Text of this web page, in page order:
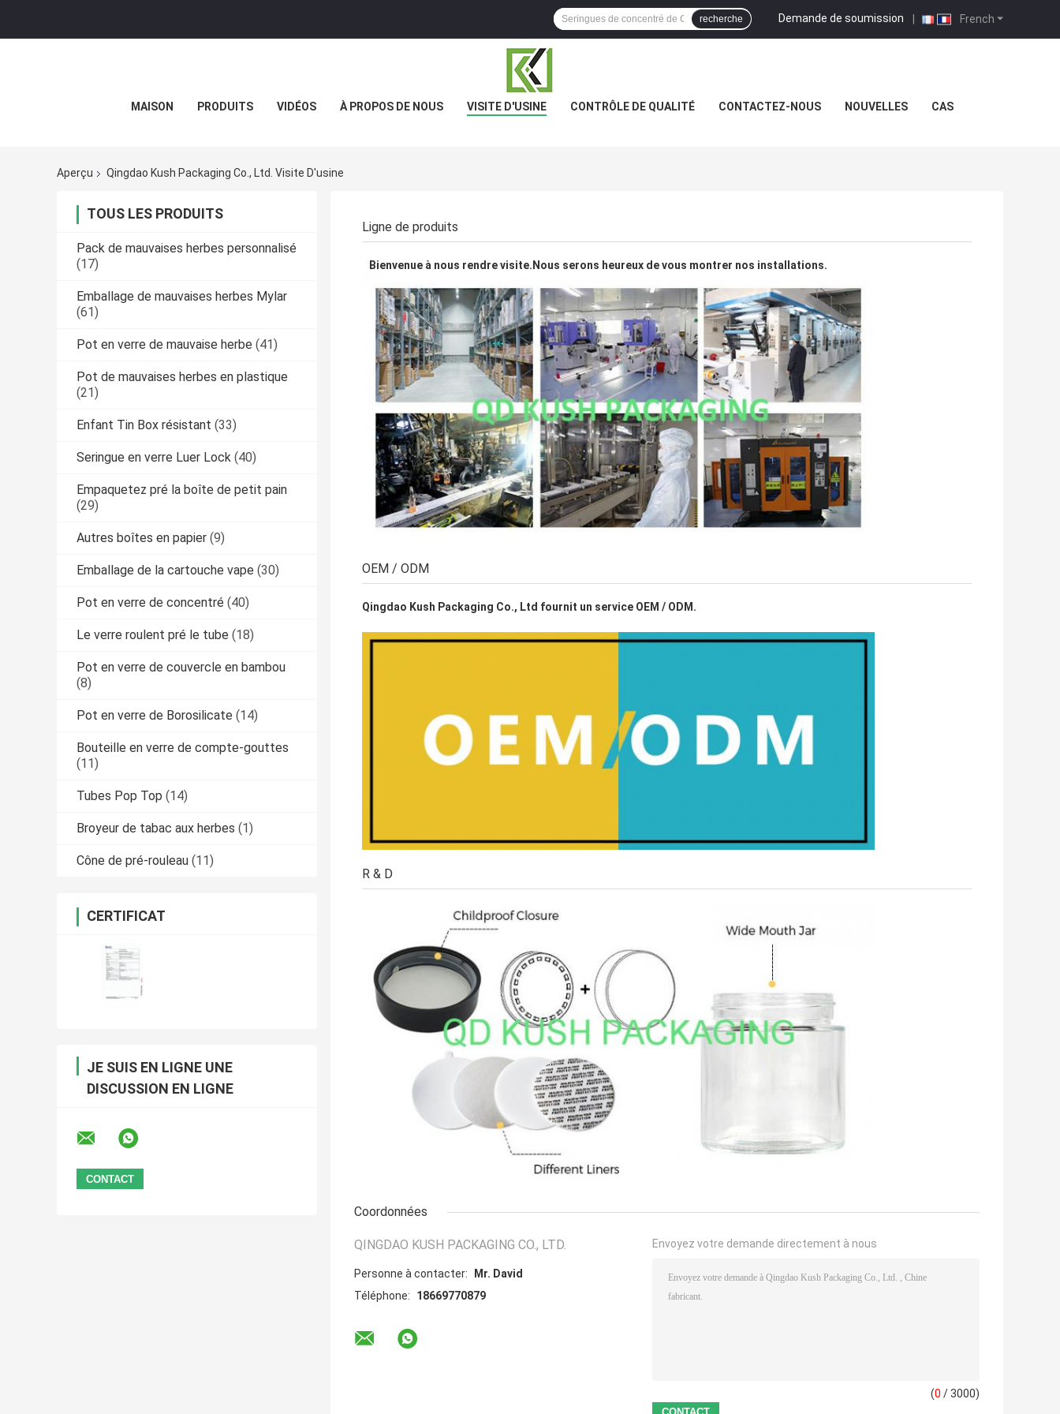
French
Demande de soumission |
recherche
MAISON PRODUITS VIDÉOS À PROPOS DE NOUS VISITE D'USINE CONTRÔLE DE QUALITÉ CONTACTEZ-NOUS NOUVELLES CAS
Aperçu Qingdao Kush Packaging Co., Ltd. Visite D'usine
TOUS LES PRODUITS
Pack de mauvaises herbes personnalisé
(17)
Emballage de mauvaises herbes Mylar
(61)
Pot en verre de mauvaise herbe (41)
Pot de mauvaises herbes en plastique
(21)
Enfant Tin Box résistant (33)
Seringue en verre Luer Lock (40)
Empaquetez pré la boîte de petit pain
(29)
Autres boîtes en papier (9)
Emballage de la cartouche vape (30)
Pot en verre de concentré (40)
Le verre roulent pré le tube (18)
Pot en verre de couvercle en bambou
(8)
Pot en verre de Borosilicate (14)
Bouteille en verre de compte-gouttes
(11)
Tubes Pop Top (14)
Broyeur de tabac aux herbes (1)
Cône de pré-rouleau (11)
CERTIFICAT
JE SUIS EN LIGNE UNE
DISCUSSION EN LIGNE
Ligne de produits
Bienvenue à nous rendre visite.Nous serons heureux de vous montrer nos installations.
OEM / ODM
Qingdao Kush Packaging Co., Ltd fournit un service OEM / ODM.
R & D
Coordonnées
QINGDAO KUSH PACKAGING CO., LTD.
Personne à contacter:
Mr. David
Téléphone:
18669770879
Envoyez votre demande directement à nous
(0 / 3000)